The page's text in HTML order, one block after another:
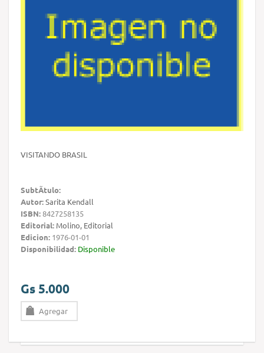
VISITANDO BRASIL
SubtÃ­tulo:
Autor:Sarita Kendall
ISBN:8427258135
Editorial: Molino, Editorial
Edicion: 1976-01-01
Disponibilidad: Disponible
Gs 5.000
Agregar